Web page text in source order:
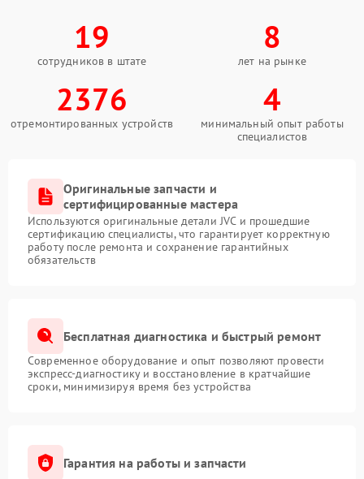
19
сотрудников в штате
8
лет на рынке
2376
отремонтированных устройств
4
минимальный опыт работы
специалистов
Оригинальные запчасти и
сертифицированные мастера
Используются оригинальные детали JVC и прошедшие
сертификацию специалисты, что гарантирует корректную
работу после ремонта и сохранение гарантийных
обязательств
Бесплатная диагностика и быстрый ремонт
Современное оборудование и опыт позволяют провести
экспресс-диагностику и восстановление в кратчайшие
сроки, минимизируя время без устройства
Гарантия на работы и запчасти